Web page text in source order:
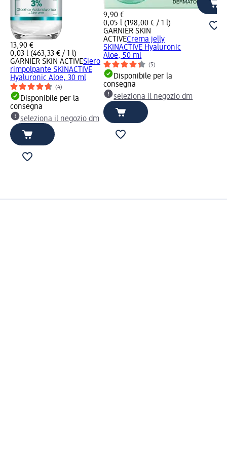
13,90 €
0,03 l (463,33 € / 1 l)
GARNIER SKIN ACTIVESiero
rimpolpante SKINACTIVE
Hyaluronic Aloe, 30 ml
(4)
Disponibile per la
consegna
seleziona il negozio dm
9,90 €
0,05 l (198,00 € / 1 l)
GARNIER SKIN
ACTIVECrema jelly
SKINACTIVE Hyaluronic
Aloe, 50 ml
(5)
Disponibile per la
consegna
seleziona il negozio dm